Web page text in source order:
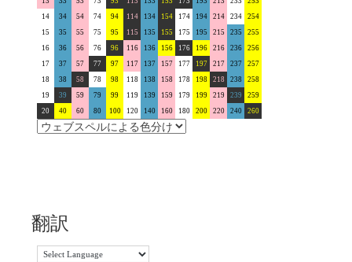
14
34 54 74 94 114 134 154 174 194 214 234
254
15
35 55 75 95 115 135 155 175 195 215 235
255
16
36 56 76 96 116 136 156 176 196 216 236
256
17
37 57 77 97 117 137 157 177 197 217 237
257
18
38 58 78 98 118 138 158 178 198 218 238
258
19
39 59 79 99 119 139 159 179 199 219 239
259
20
40 60 80 100 120 140 160 180 200 220 240 260
翻訳